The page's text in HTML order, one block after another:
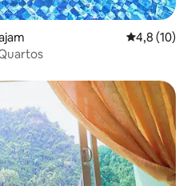
4,8 de uma
4,8 (10)